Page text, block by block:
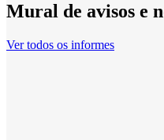
Mural de avisos e
Ver todos os informes